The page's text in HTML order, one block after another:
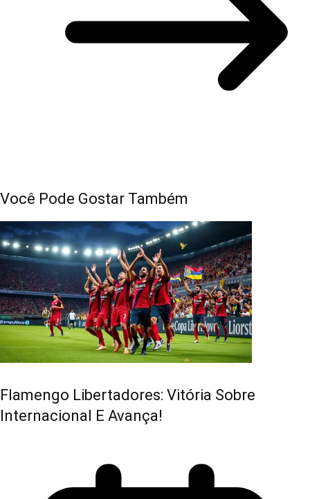
Você Pode Gostar Também
Flamengo Libertadores: Vitória Sobre
Internacional E Avança!